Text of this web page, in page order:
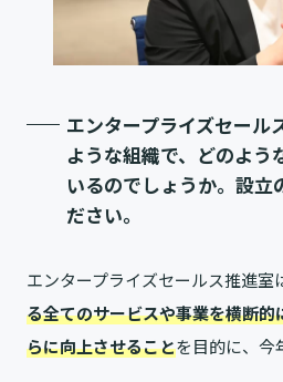
エンタープライズセール
ような組織で、どのよう
いるのでしょうか。設立
ださい。
エンタープライズセールス推進室
る全てのサービスや事業を横断
らに向上させることを目的に、今